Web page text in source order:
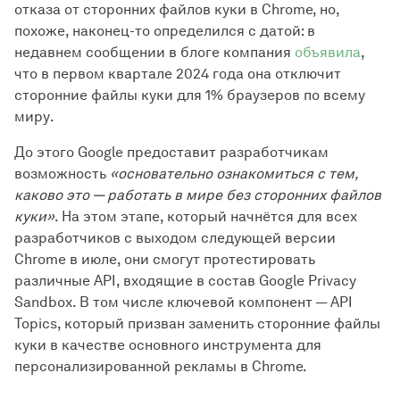
отказа от сторонних файлов куки в Chrome, но,
похоже, наконец-то определился с датой: в
недавнем сообщении в блоге компания объявила,
что в первом квартале 2024 года она отключит
сторонние файлы куки для 1% браузеров по всему
миру.
До этого Google предоставит разработчикам
возможность «основательно ознакомиться с тем,
каково это — работать в мире без сторонних файлов
куки». На этом этапе, который начнётся для всех
разработчиков с выходом следующей версии
Chrome в июле, они смогут протестировать
различные API, входящие в состав Google Privacy
Sandbox. В том числе ключевой компонент — API
Topics, который призван заменить сторонние файлы
куки в качестве основного инструмента для
персонализированной рекламы в Chrome.